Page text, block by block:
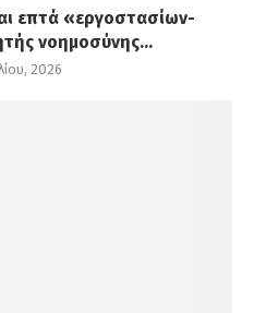
επτά «εργοστασίων-
νοημοσύνης...
2026